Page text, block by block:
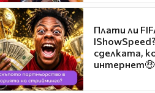
Плати ли
сделката,